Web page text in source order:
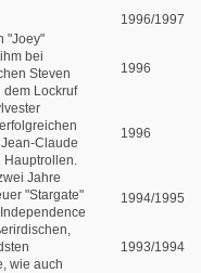
"Joey"
bei
Steven
dem Lockruf
Claude
Jahre
"Stargate"
wie auch
1996/1997
1996
1996
1994/1995
1993/1994